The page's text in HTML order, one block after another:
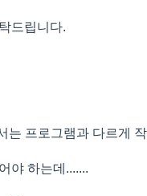
드립니다.
는 프로그램과 다르게
야 하는데.......